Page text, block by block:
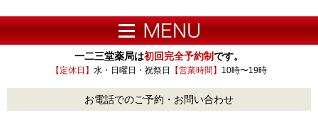
一二三堂薬局は初回完全予約制です。
【定休日】 水・日曜日・祝祭日 【営業時間】 10時〜19時
お電話でのご予約・お問い合わせ